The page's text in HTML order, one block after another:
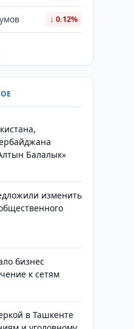
↓ 0.12%
Балалык»
изменить
бизнес
к сетям
в Ташкенте